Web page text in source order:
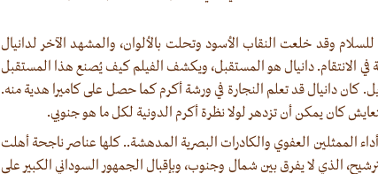
وقد خلعت النقاب الأسود وتحلت بالألوان، والمشهد الآخر لدانيال
الانتقام. دانيال هو المستقبل، ويكشف الفيلم كيف يُصنع هذا المستقبل
كان دانيال قد تعلم النجارة في ورشة أكرم كما حصل على كاميرا هدية منه.
كان يمكن أن تزدهر لولا نظرة أكرم الدونية لكل ما هو جنوبي.
الممثلين العفوي والكادرات البصرية المدهشة.. كلها عناصر ناجحة أهلت
الذي لا يفرق بين شمال وجنوب، وبإقبال الجمهور السوداني الكبير على